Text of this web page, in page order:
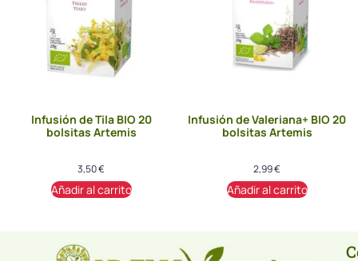
Infusión de Tila BIO 20
bolsitas Artemis
3,50€
Añadir al carrito
Infusión de Valeriana+ BIO 20
bolsitas Artemis
2,99€
Añadir al carrito